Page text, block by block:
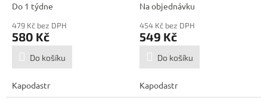
Do 1 týdne
479 Kč bez DPH
580 Kč
Do košíku
Kapodastr
Na objednávku
454 Kč bez DPH
549 Kč
Do košíku
Kapodastr